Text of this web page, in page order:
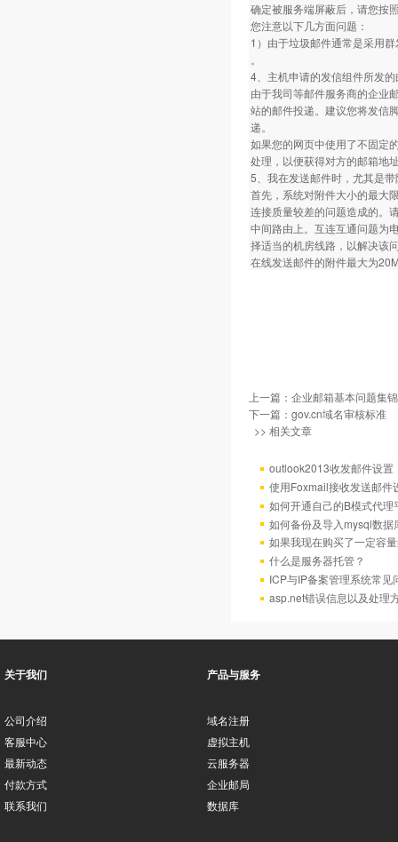
确定被服务端屏蔽后，请您按
您注意以下几方面问题：
1）由于垃圾邮件通常是采用
。
4、主机申请的发信组件所发
由于我司等邮件服务商的企业
站的邮件投递。建议您将发信
递。
如果您的网页中使用了不固定
处理，以便获得对方的邮箱地
5、我在发送邮件时，尤其是
首先，系统对附件大小的最大
连接质量较差的问题造成的。
中间路由上。互连互通问题为
择适当的机房线路，以解决该
在线发送邮件的附件最大为
上一篇： 企业邮箱基本问题集锦
下一篇： gov.cn域名审核标准
>> 相关文章
outlook2013收发邮件设置
使用Foxmail接收发送邮件
如何开通自己的B模式代理
如何备份及导入mysql数据
如果我现在购买了一定容
什么是服务器托管？
ICP与IP备案管理系统常见
asp.net错误信息以及处理
关于我们
公司介绍
客服中心
最新动态
付款方式
联系我们
产品与服务
域名注册
虚拟主机
云服务器
企业邮局
数据库